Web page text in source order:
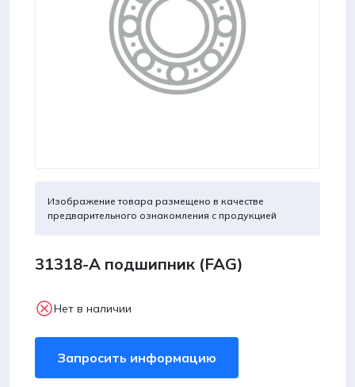
Изображение товара размещено в качестве
предварительного ознакомления с продукцией
31318-A подшипник (FAG)
Нет в наличии
Запросить информацию